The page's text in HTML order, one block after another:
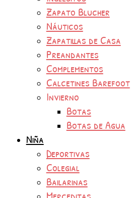
Zapato Blucher
Náuticos
Zapatillas de Casa
Preandantes
Complementos
Calcetines Barefoot
Invierno
Botas
Botas de Agua
Niña
Deportivas
Colegial
Bailarinas